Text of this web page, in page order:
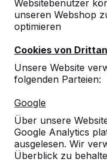
Websitebenutzer
unseren Webshop
optimieren
Cookies von
Unsere Website
folgenden Parteien:
Google
Über unsere
Google Analytics
ausgelesen. Wir
Überblick zu
Referenzen
Unsere Produkte
und darüber
ein HeBlad-